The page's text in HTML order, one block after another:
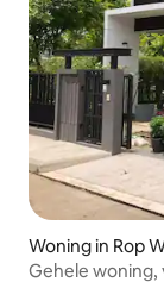
Woning in Rop
Gehele woning,